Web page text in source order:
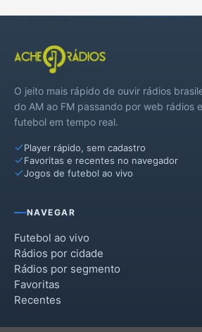
O jeito mais rápido de ouvir rádios
do AM ao FM passando por web rádios
futebol em tempo real.
Player rápido, sem cadastro
Favoritas e recentes no navegador
Jogos de futebol ao vivo
NAVEGAR
Futebol ao vivo
Rádios por cidade
Rádios por segmento
Favoritas
Recentes